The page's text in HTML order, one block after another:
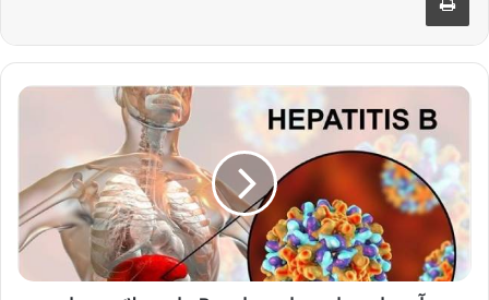
هر
درباره
بیماری
هپاتیت
B
بدانید:
علائم،